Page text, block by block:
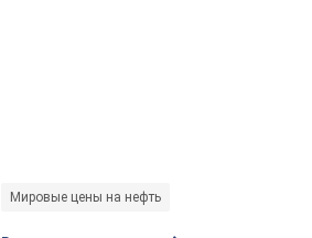
Мировые цены на нефть